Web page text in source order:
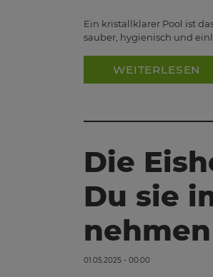
Ein kristallklarer Pool ist
sauber, hygienisch und
WEITERLESEN
Die
Du sie
01.05.2025 - 00:00